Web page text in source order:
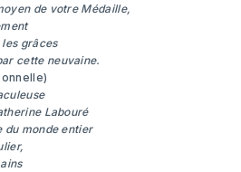
de votre Médaille,
grâces
cette neuvaine.
Labouré
du monde entier